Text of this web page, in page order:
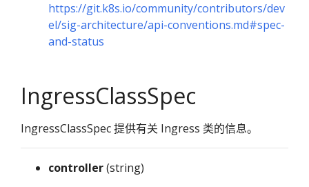
https://git.k8s.io/community/contributors/dev
el/sig-architecture/api-conventions.md#spec-
and-status
IngressClassSpec
IngressClassSpec 提供有关 Ingress 类的信息。
controller(string)